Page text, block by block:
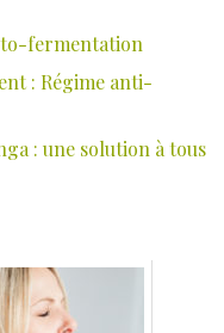
fermentation
: Régime anti-
: une solution à tous